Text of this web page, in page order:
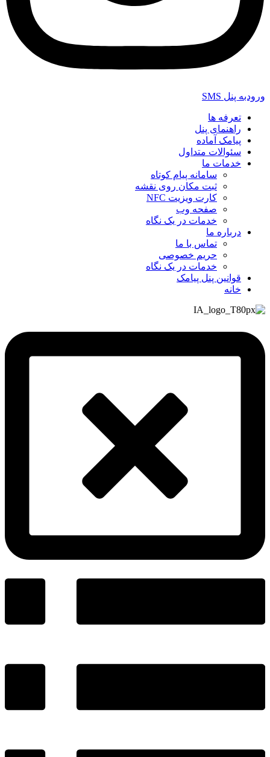
ورودبه پنل SMS
تعرفه ها
راهنمای پنل
پیامک آماده
سئوالات متداول
خدمات ما
سامانه پیام کوتاه
ثبت مکان روی نقشه
کارت ویزیت NFC
صفحه وب
خدمات در یک نگاه
درباره ما
تماس با ما
حریم خصوصی
خدمات در یک نگاه
قوانین پنل پیامک
خانه